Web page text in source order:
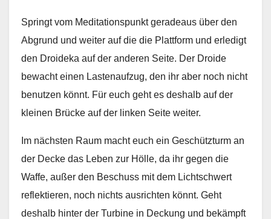
Springt vom Meditationspunkt geradeaus über den
Abgrund und weiter auf die die Plattform und erledigt
den Droideka auf der anderen Seite. Der Droide
bewacht einen Lastenaufzug, den ihr aber noch nicht
benutzen könnt. Für euch geht es deshalb auf der
kleinen Brücke auf der linken Seite weiter.
Im nächsten Raum macht euch ein Geschützturm an
der Decke das Leben zur Hölle, da ihr gegen die
Waffe, außer den Beschuss mit dem Lichtschwert
reflektieren, noch nichts ausrichten könnt. Geht
deshalb hinter der Turbine in Deckung und bekämpft